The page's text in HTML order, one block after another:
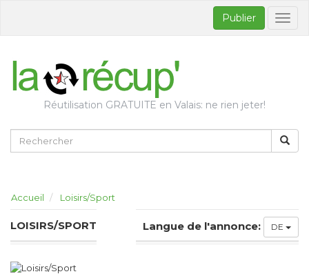
Publier
Réutilisation GRATUITE en Valais: ne rien jeter!
Accueil Loisirs/Sport
LOISIRS/SPORT Langue de l'annonce: DE